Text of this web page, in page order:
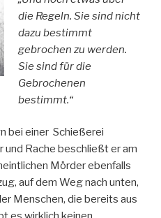
die Regeln. Sie sind nicht
dazu bestimmt
gebrochen zu werden.
Sie sind für die
Gebrochenen
bestimmt.“
bei einer Schießerei
und Rache beschließt er am
Mörder ebenfalls
auf dem Weg nach unten,
Menschen, die bereits aus